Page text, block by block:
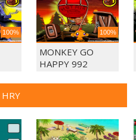
100% 100%
MONKEY GO
HAPPY 992